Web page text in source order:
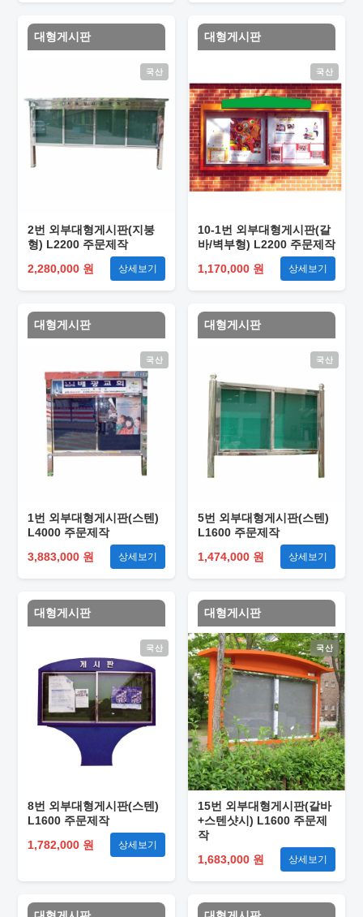
대형게시판
국산
2번 외부대형게시판(지붕
형) L2200 주문제작
2,280,000 원
상세보기
대형게시판
국산
10-1번 외부대형게시판(갈
바/벽부형) L2200 주문제작
1,170,000 원
상세보기
대형게시판
국산
1번 외부대형게시판(스텐)
L4000 주문제작
3,883,000 원
상세보기
대형게시판
국산
5번 외부대형게시판(스텐)
L1600 주문제작
1,474,000 원
상세보기
대형게시판
국산
8번 외부대형게시판(스텐)
L1600 주문제작
1,782,000 원
상세보기
대형게시판
국산
15번 외부대형게시판(갈바
+스텐샷시) L1600 주문제
작
1,683,000 원
상세보기